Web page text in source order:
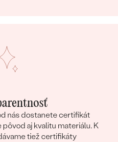
nás dostanete certifikát
aj kvalitu materiálu. K
tiež certifikáty